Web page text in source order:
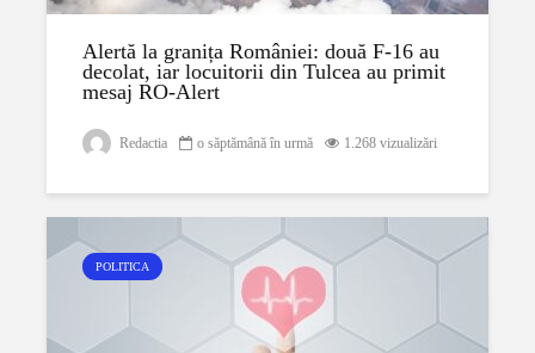
Alertă la granița României: două F-16 au
decolat, iar locuitorii din Tulcea au primit
mesaj RO-Alert
Redactia o săptămână în urmă 1.268 vizualizări
POLITICA